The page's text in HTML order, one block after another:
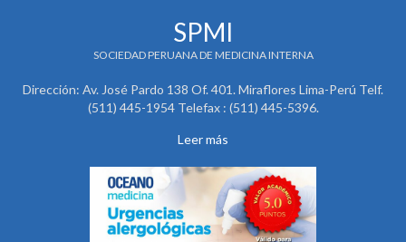
SPMI
SOCIEDAD PERUANA DE MEDICINA INTERNA
Dirección: Av. José Pardo 138 Of. 401. Miraflores Lima-Perú Telf.
(511) 445-1954 Telefax : (511) 445-5396.
Leer más